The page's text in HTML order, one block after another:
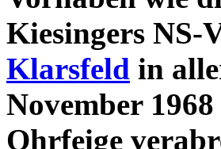
Kiesingers NS-
Klarsfeld in
November
Ohrfeige